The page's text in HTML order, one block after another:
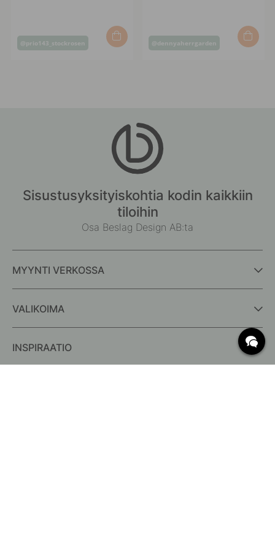
Inlägg
@prio143_stockrosen
Inlägg
@dennyaherrgarden
Sisustusyksityiskohtia kodin kaikkiin
tiloihin
Osa Beslag Design AB:ta
MYYNTI VERKOSSA
VALIKOIMA
INSPIRAATIO